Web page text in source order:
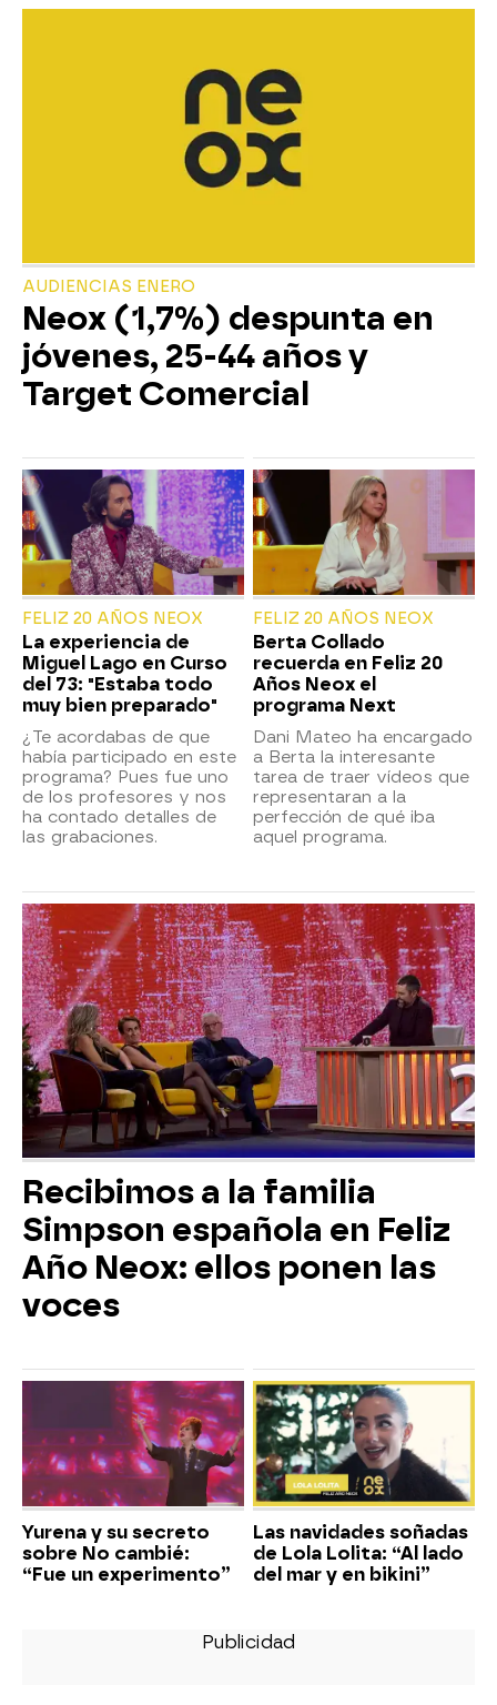
AUDIENCIAS ENERO
Neox (1,7%) despunta en
jóvenes, 25-44 años y
Target Comercial
FELIZ 20 AÑOS NEOX
La experiencia de
Miguel Lago en Curso
del 73: "Estaba todo
muy bien preparado"
¿Te acordabas de que
había participado en este
programa? Pues fue uno
de los profesores y nos
ha contado detalles de
las grabaciones.
FELIZ 20 AÑOS NEOX
Berta Collado
recuerda en Feliz 20
Años Neox el
programa Next
Dani Mateo ha encargado
a Berta la interesante
tarea de traer vídeos que
representaran a la
perfección de qué iba
aquel programa.
Recibimos a la familia
Simpson española en Feliz
Año Neox: ellos ponen las
voces
Yurena y su secreto
sobre No cambié:
“Fue un experimento”
Las navidades soñadas
de Lola Lolita: “Al lado
del mar y en bikini”